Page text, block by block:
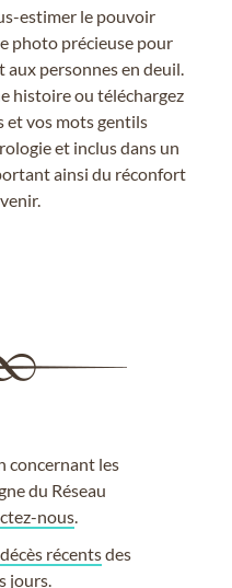
estimer le pouvoir
photo précieuse pour
personnes en deuil.
histoire ou téléchargez
et vos mots gentils
et inclus dans un
ainsi du réconfort
concernant les
du Réseau
nous
récentsdes
jours.